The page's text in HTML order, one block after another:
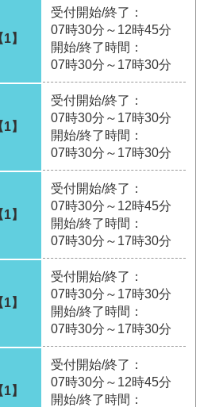
】
受付開始/終了：
07時30分～12時45分
開始/終了時間：
07時30分～17時30分
】
受付開始/終了：
07時30分～17時30分
開始/終了時間：
07時30分～17時30分
】
受付開始/終了：
07時30分～12時45分
開始/終了時間：
07時30分～17時30分
】
受付開始/終了：
07時30分～17時30分
開始/終了時間：
07時30分～17時30分
】
受付開始/終了：
07時30分～12時45分
開始/終了時間：